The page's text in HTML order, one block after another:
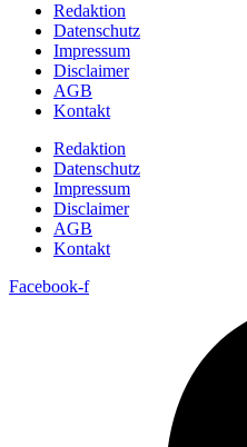
Redaktion
Datenschutz
Impressum
Disclaimer
AGB
Kontakt
Redaktion
Datenschutz
Impressum
Disclaimer
AGB
Kontakt
Facebook-f